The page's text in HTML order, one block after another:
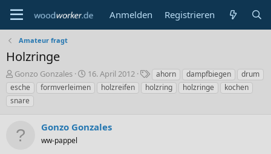
Anmelden Registrieren
Amateur fragt
Holzringe
E
r
s
t
Gonzo Gonzales
E
r
s
l
16. April 2012
S
c
h
ahorn dampfbiegen
drum
esche
formverleimen holzreifen holzring holzringe
kochen
snare
Gonzo Gonzales
ww-pappel